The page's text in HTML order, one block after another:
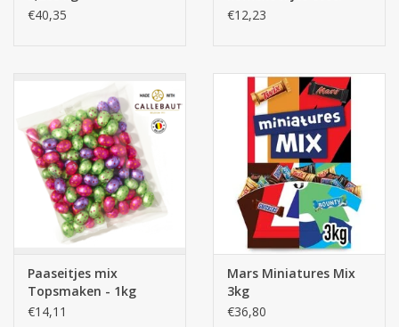
€40,35
€12,23
Paaseitjes mix
Topsmaken - 1kg
Quality
€14,11
Mars Miniatures Mix
3kg
€36,80